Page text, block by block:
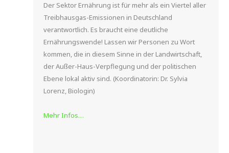
Der Sektor Ernährung ist für mehr als ein Viertel aller
Treibhausgas-Emissionen in Deutschland
verantwortlich. Es braucht eine deutliche
Ernährungswende! Lassen wir Personen zu Wort
kommen, die in diesem Sinne in der Landwirtschaft,
der Außer-Haus-Verpflegung und der politischen
Ebene lokal aktiv sind. (Koordinatorin: Dr. Sylvia
Lorenz, Biologin)
Mehr Infos…